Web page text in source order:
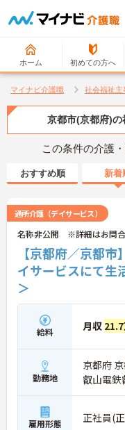
ホーム 初めての方へ
マイナビ介護職 社会福祉主
京都市(京都府)
この条件の介護
おすすめ順 新着
通所介護（デイサービス）
名称非公開 ※詳細はお問
【京都府／京都
イサービスにて生
＞
給料 月収
勤務地
京都府
叡山電鉄
雇用形態 正社員(